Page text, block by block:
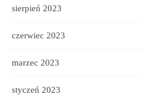
sierpień 2023
czerwiec 2023
marzec 2023
styczeń 2023